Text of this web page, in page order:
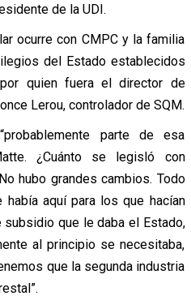
de la UDI.
ocurre con CMPC y la familia
del Estado establecidos
quien fuera el director de
Lerou, controlador de SQM.
parte de esa
¿Cuánto se legisló con
hubo grandes cambios. Todo
aquí para los que hacían
que le daba el Estado,
al principio se necesitaba,
que la segunda industria